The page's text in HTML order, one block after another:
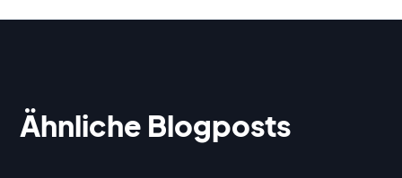
Ähnliche Blogposts